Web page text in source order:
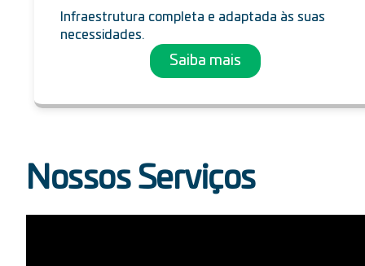
Infraestrutura completa e adaptada às suas
necessidades.
Saiba mais
Nossos Serviços